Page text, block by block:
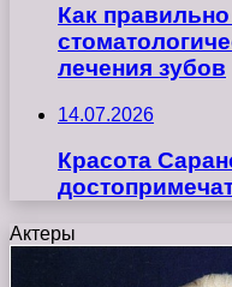
Как
лечения зубов
14.07.2026
Красота
Актеры